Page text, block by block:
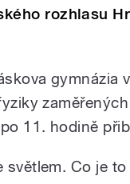
rozhlasu
gymnázia
11. hodině
světlem. Co je